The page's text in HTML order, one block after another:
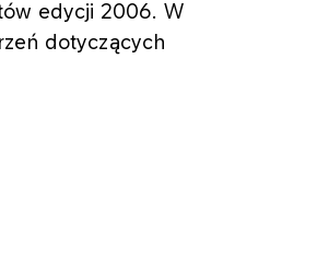
edycji 2006. W
dotyczących